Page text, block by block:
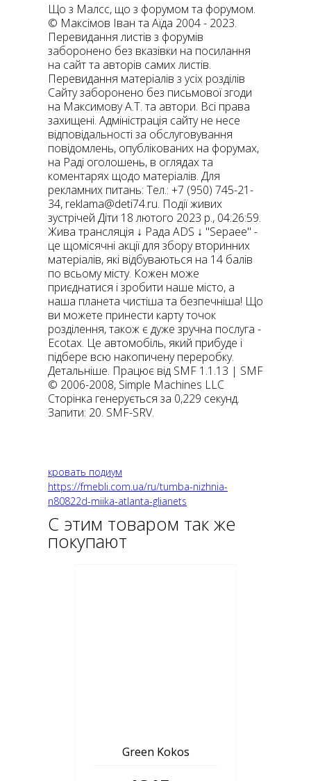
Що з Малсс, що з форумом та форумом.
© Максімов Іван та Аїда 2004 - 2023.
Перевидання листів з форумів
заборонено без вказівки на посилання
на сайт та авторів самих листів.
Перевидання матеріалів з усіх розділів
Сайту заборонено без письмової згоди
на Максимову А.Т. та автори. Всі права
захищені. Адміністрація сайту не несе
відповідальності за обслуговування
повідомлень, опублікованих на форумах,
на Раді оголошень, в оглядах та
коментарях щодо матеріалів. Для
рекламних питань: Тел.: +7 (950) 745-21-
34, reklama@deti74.ru. Події живих
зустрічей Діти 18 лютого 2023 р., 04:26:59.
Жива трансляція ↓ Рада ADS ↓ "Sepaee" -
це щомісячні акції для збору вторинних
матеріалів, які відбуваються на 14 балів
по всьому місту. Кожен може
приєднатися і зробити наше місто, а
наша планета чистіша та безпечніша! Що
ви можете принести карту точок
розділення, також є дуже зручна послуга -
Ecotax. Це автомобіль, який прибуде і
підбере всю накопичену переробку.
Детальніше. Працює від SMF 1.1.13 | SMF
© 2006-2008, Simple Machines LLC
Сторінка генерується за 0,229 секунд.
Запити: 20. SMF-SRV.
кровать подиум
https://fmebli.com.ua/ru/tumba-nizhnia-
n80822d-miika-atlanta-glianets
С этим товаром так же
покупают
Green Kokos